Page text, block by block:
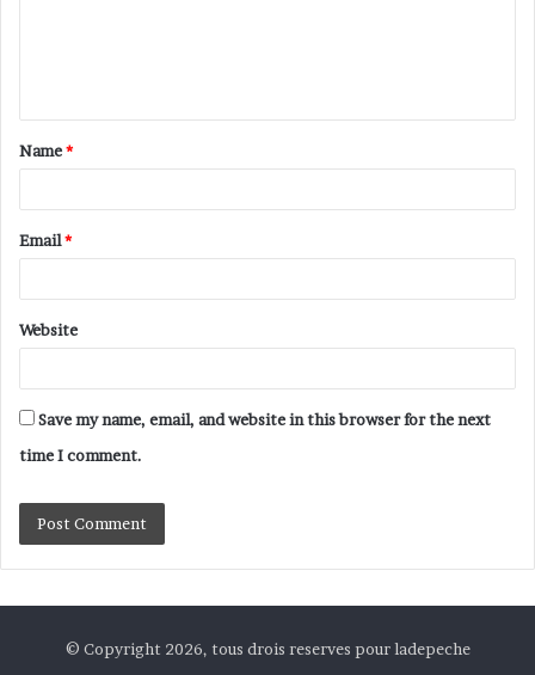
Name*
Email*
Website
Save my name, email, and website in this browser for the next
time I comment.
© Copyright 2026, tous drois reserves pour ladepeche